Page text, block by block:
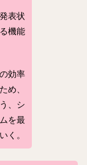
表状
機能
効率
め、
、シ
を最
く。